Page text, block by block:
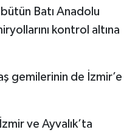
Batı Anadolu
kontrol altına
gemilerinin de İzmir’e
ve Ayvalık’ta